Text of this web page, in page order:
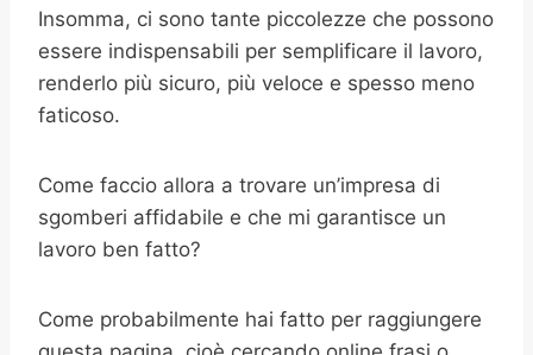
Insomma, ci sono tante piccolezze che possono
essere indispensabili per semplificare il lavoro,
renderlo più sicuro, più veloce e spesso meno
faticoso.
Come faccio allora a trovare un’impresa di
sgomberi affidabile e che mi garantisce un
lavoro ben fatto?
Come probabilmente hai fatto per raggiungere